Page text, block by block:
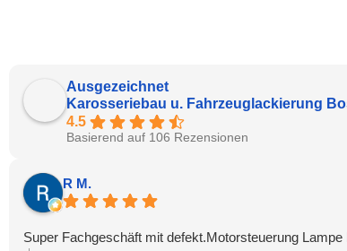
Ausgezeichnet
Karosseriebau u. Fahrzeuglackierung
4.5
Basierend auf 106 Rezensionen
R M.
Super Fachgeschäft mit defekt.Motorsteuerung